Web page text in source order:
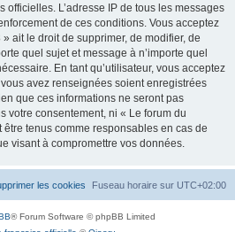
officielles. L’adresse IP de tous les messages
de ces conditions. Vous acceptez
ait le droit de supprimer, de modifier, de
quel sujet et message à n’importe quel
En tant qu’utilisateur, vous acceptez
avez renseignées soient enregistrées
que ces informations ne seront pas
votre consentement, ni « Le forum du
tenus comme responsables en cas de
visant à compromettre vos données.
Fuseau horaire sur UTC+02:00
les cookies
® Forum Software © phpBB Limited